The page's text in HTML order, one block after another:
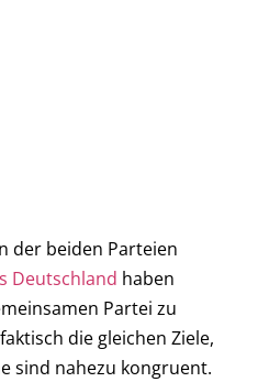
der beiden Parteien
Deutschland haben
Partei zu
die gleichen Ziele,
sind nahezu kongruent.